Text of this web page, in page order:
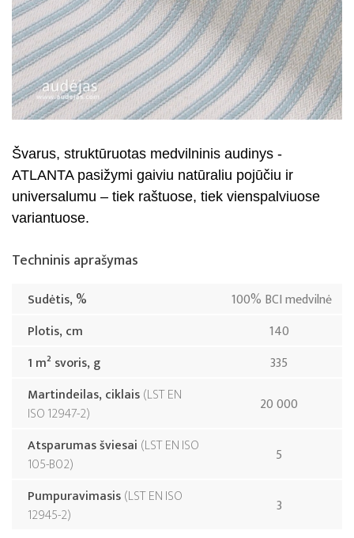
Švarus, struktūruotas medvilninis audinys -
ATLANTA pasižymi gaiviu natūraliu pojūčiu ir
universalumu – tiek raštuose, tiek vienspalviuose
variantuose.
Techninis aprašymas
Sudėtis, %
100% BCI medvilnė
Plotis, cm
140
1 m² svoris, g
335
Martindeilas, ciklais LST EN
ISO 12947-2
20 000
Atsparumas šviesai LST EN ISO
105-B02
5
Pumpuravimasis LST EN ISO
12945-2
3